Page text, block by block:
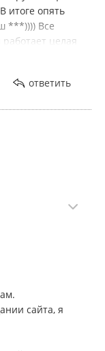
итоге опять
***)))) Все
целая
очень
ответить
сайта, я